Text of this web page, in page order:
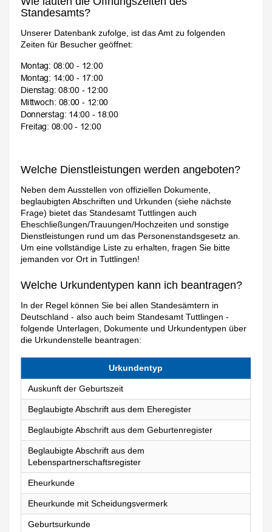
Standesamts?
Unserer Datenbank zufolge, ist das Amt zu folgenden
Zeiten für Besucher geöffnet:
Welche Dienstleistungen werden angeboten?
Neben dem Ausstellen von offiziellen Dokumente,
beglaubigten Abschriften und Urkunden (siehe nächste
Frage) bietet das Standesamt Tuttlingen auch
Eheschließungen/Trauungen/Hochzeiten und sonstige
Dienstleistungen rund um das Personenstandsgesetz an.
Um eine vollständige Liste zu erhalten, fragen Sie bitte
jemanden vor Ort in Tuttlingen!
Welche Urkundentypen kann ich beantragen?
In der Regel können Sie bei allen Standesämtern in
Deutschland - also auch beim Standesamt Tuttlingen -
folgende Unterlagen, Dokumente und Urkundentypen über
die Urkundenstelle beantragen:
Urkundentyp
Auskunft der Geburtszeit
Beglaubigte Abschrift aus dem Eheregister
Beglaubigte Abschrift aus dem Geburtenregister
Beglaubigte Abschrift aus dem
Lebenspartnerschaftsregister
Eheurkunde
Eheurkunde mit Scheidungsvermerk
Geburtsurkunde